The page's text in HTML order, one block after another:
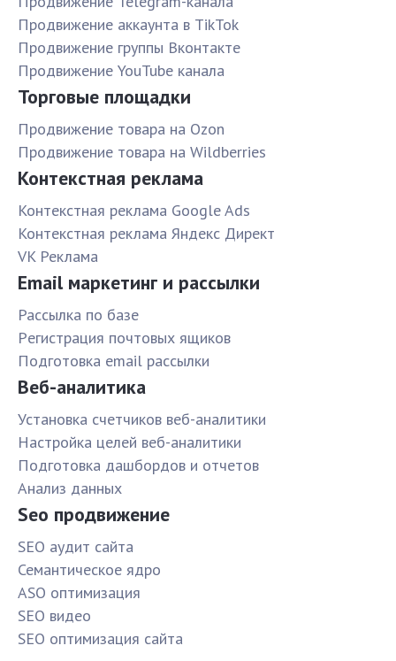
Продвижение аккаунта в TikTok
Продвижение группы Вконтакте
Продвижение YouTube канала
Торговые площадки
Продвижение товара на Ozon
Продвижение товара на Wildberries
Контекстная реклама
Контекстная реклама Google Ads
Контекстная реклама Яндекс Директ
VK Реклама
Email маркетинг и рассылки
Рассылка по базе
Pегистрация почтовых ящиков
Подготовка email рассылки
Веб-аналитика
Установка счетчиков веб-аналитики
Настройка целей веб-аналитики
Подготовка дашбордов и отчетов
Анализ данных
Seo продвижение
SЕО аудит сайта
Семантическое ядро
ASO оптимизация
SЕО видео
SЕО оптимизация сайта